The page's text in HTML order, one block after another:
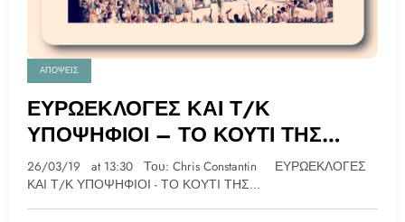
ΑΠΟΨΕΙΣ
ΕΥΡΩΕΚΛΟΓΕΣ ΚΑΙ Τ/Κ
ΥΠΟΨΗΦΙΟΙ – ΤΟ ΚΟΥΤΙ ΤΗΣ
ΠΑΝΔΩΡΑΣ ;
26/03/19 at 13:30 Του: Chris Constantin ΕΥΡΩΕΚΛΟΓΕΣ
ΚΑΙ Τ/Κ ΥΠΟΨΗΦΙΟΙ - ΤΟ ΚΟΥΤΙ ΤΗΣ…